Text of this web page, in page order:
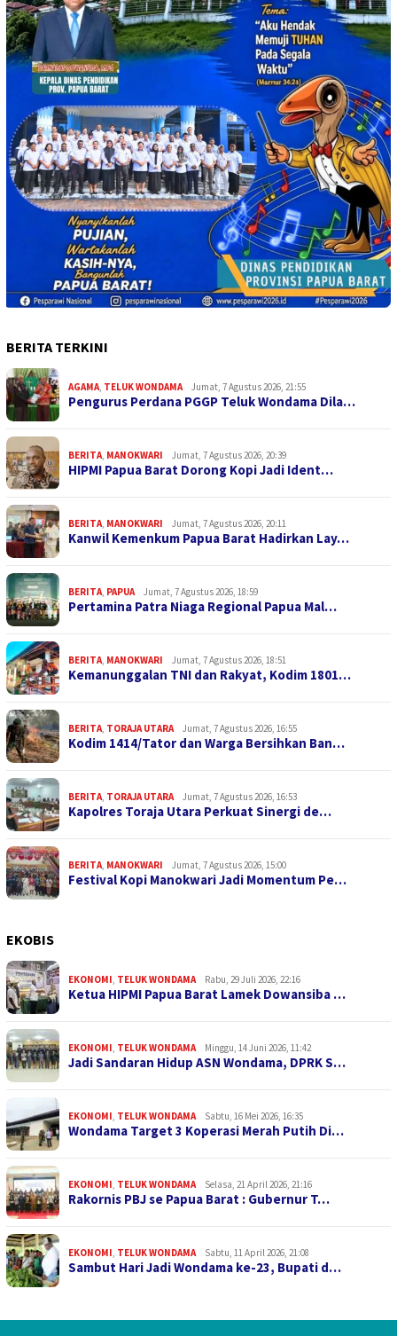
BERITA TERKINI
AGAMA TELUK WONDAMA Jumat, 7 Agustus 2026, 21:55
Pengurus Perdana PGGP Teluk Wondama Dila…
BERITA MANOKWARI Jumat, 7 Agustus 2026, 20:39
HIPMI Papua Barat Dorong Kopi Jadi Ident…
BERITA MANOKWARI Jumat, 7 Agustus 2026, 20:11
Kanwil Kemenkum Papua Barat Hadirkan Lay…
BERITA PAPUA Jumat, 7 Agustus 2026, 18:59
Pertamina Patra Niaga Regional Papua Mal…
BERITA MANOKWARI Jumat, 7 Agustus 2026, 18:51
Kemanunggalan TNI dan Rakyat, Kodim 1801…
BERITA TORAJA UTARA Jumat, 7 Agustus 2026, 16:55
Kodim 1414/Tator dan Warga Bersihkan Ban…
BERITA TORAJA UTARA Jumat, 7 Agustus 2026, 16:53
Kapolres Toraja Utara Perkuat Sinergi de…
BERITA MANOKWARI Jumat, 7 Agustus 2026, 15:00
Festival Kopi Manokwari Jadi Momentum Pe…
EKOBIS
EKONOMI TELUK WONDAMA Rabu, 29 Juli 2026, 22:16
Ketua HIPMI Papua Barat Lamek Dowansiba …
EKONOMI TELUK WONDAMA Minggu, 14 Juni 2026, 11:42
Jadi Sandaran Hidup ASN Wondama, DPRK S…
EKONOMI TELUK WONDAMA Sabtu, 16 Mei 2026, 16:35
Wondama Target 3 Koperasi Merah Putih Di…
EKONOMI TELUK WONDAMA Selasa, 21 April 2026, 21:16
Rakornis PBJ se Papua Barat : Gubernur T…
EKONOMI TELUK WONDAMA Sabtu, 11 April 2026, 21:08
Sambut Hari Jadi Wondama ke-23, Bupati d…